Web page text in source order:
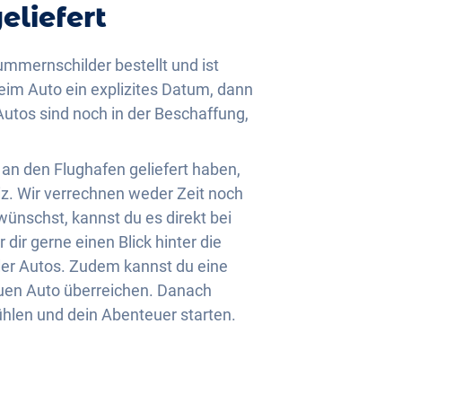
bestellt und ist
Auto ein explizites Datum, dann
sind noch in der Beschaffung,
den Flughafen geliefert haben,
Wir verrechnen weder Zeit noch
kannst du es direkt bei
gerne einen Blick hinter die
Autos. Zudem kannst du eine
Auto überreichen. Danach
und dein Abenteuer starten.